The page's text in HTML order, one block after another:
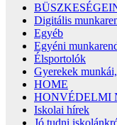
Digitális
Egyéb
Egyéni
Élsportolók
Gyerekek
HOME
HONVÉDELMI
Iskolai hírek
Jó tudni